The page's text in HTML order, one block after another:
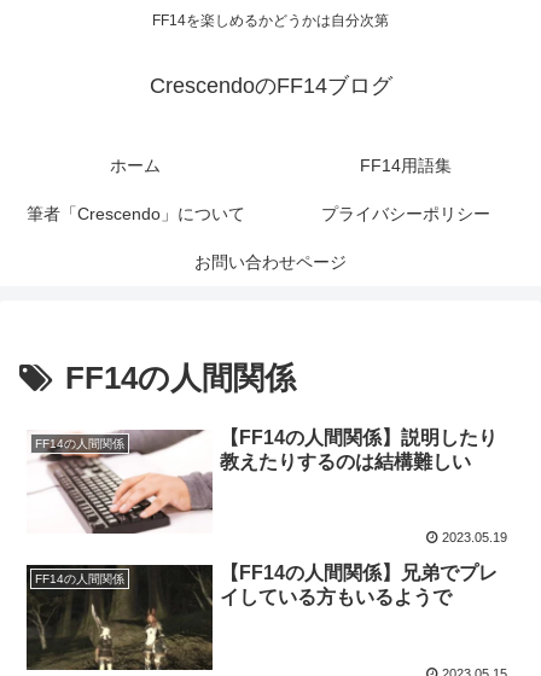
FF14を楽しめるかどうかは自分次第
CrescendoのFF14ブログ
ホーム FF14用語集
筆者「Crescendo」について プライバシーポリシー
お問い合わせページ
FF14の人間関係
FF14の人間関係
【FF14の人間関係】説明したり
教えたりするのは結構難しい
2023.05.19
FF14の人間関係
【FF14の人間関係】兄弟でプレ
イしている方もいるようで
2023.05.15